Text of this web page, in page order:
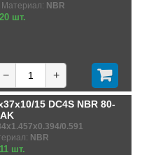
Материал: NBR
шт.
− +
15 DC4S NBR 80-
0.591
NBR
шт.